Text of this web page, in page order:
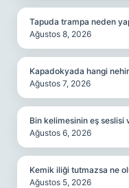
Tapuda trampa neden
Ağustos 8, 2026
Kapadokyada hangi
Ağustos 7, 2026
Bin kelimesinin eş seslisi
Ağustos 6, 2026
Kemik iliği tutmazsa ne
Ağustos 5, 2026